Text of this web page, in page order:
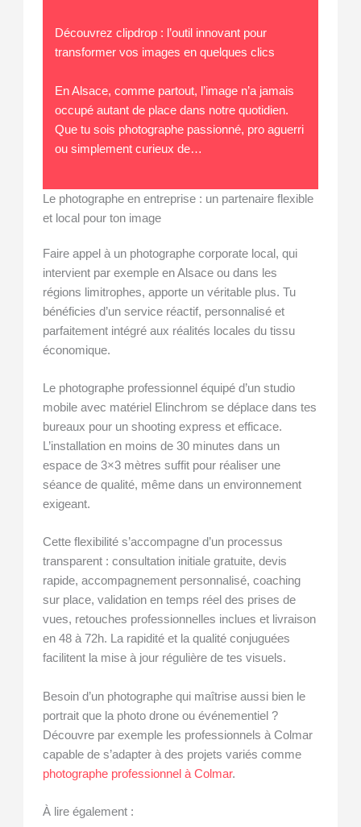
Découvrez clipdrop : l’outil innovant pour
transformer vos images en quelques clics
En Alsace, comme partout, l’image n’a jamais
occupé autant de place dans notre quotidien.
Que tu sois photographe passionné, pro aguerri
ou simplement curieux de…
Le photographe en entreprise : un partenaire flexible
et local pour ton image
Faire appel à un photographe corporate local, qui
intervient par exemple en Alsace ou dans les
régions limitrophes, apporte un véritable plus. Tu
bénéficies d’un service réactif, personnalisé et
parfaitement intégré aux réalités locales du tissu
économique.
Le photographe professionnel équipé d’un studio
mobile avec matériel Elinchrom se déplace dans tes
bureaux pour un shooting express et efficace.
L’installation en moins de 30 minutes dans un
espace de 3×3 mètres suffit pour réaliser une
séance de qualité, même dans un environnement
exigeant.
Cette flexibilité s’accompagne d’un processus
transparent : consultation initiale gratuite, devis
rapide, accompagnement personnalisé, coaching
sur place, validation en temps réel des prises de
vues, retouches professionnelles inclues et livraison
en 48 à 72h. La rapidité et la qualité conjuguées
facilitent la mise à jour régulière de tes visuels.
Besoin d’un photographe qui maîtrise aussi bien le
portrait que la photo drone ou événementiel ?
Découvre par exemple les professionnels à Colmar
capable de s’adapter à des projets variés comme
photographe professionnel à Colmar.
À lire également :